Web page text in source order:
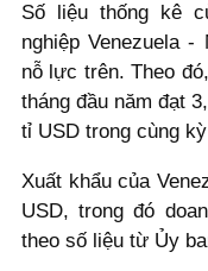
Số liệu thống kê
nghiệp Venezuela
nỗ lực trên. Theo
tháng đầu năm đạt
tỉ USD trong cùng
Xuất khẩu của
USD, trong đó
theo số liệu từ Ủy